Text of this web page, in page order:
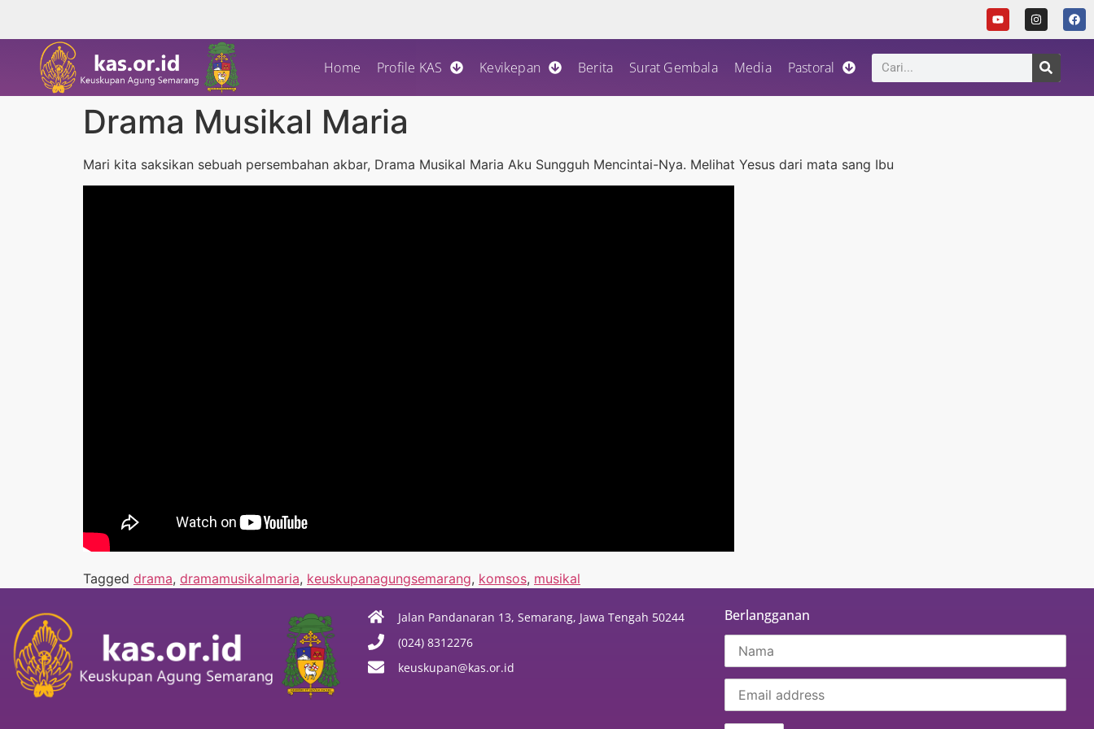
Home Profile KAS Kevikepan Berita Surat Gembala Media Pastoral
Drama Musikal Maria
Mari kita saksikan sebuah persembahan akbar, Drama Musikal Maria Aku Sungguh Mencintai-Nya. Melihat Yesus dari mata sang Ibu
Tagged drama, dramamusikalmaria, keuskupanagungsemarang, komsos, musikal
Jalan Pandanaran 13, Semarang, Jawa Tengah 50244
(024) 8312276
keuskupan@kas.or.id
Berlangganan